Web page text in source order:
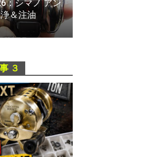
：シマノ アン
＆注油
３